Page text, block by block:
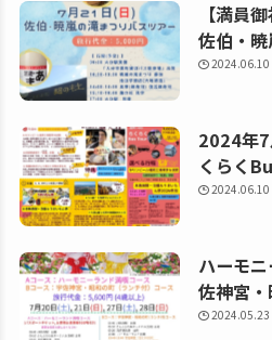
【満員
佐伯・
2024.06.10
2024年
くらく
2024.06.10
ハーモ
佐神宮
2024.05.23